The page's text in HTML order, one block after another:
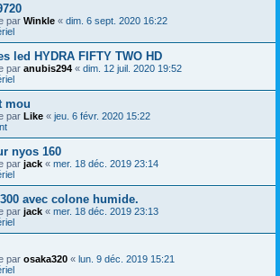
par Winkle « dim. 6 sept. 2020 16:22
led HYDRA FIFTY TWO HD
par anubis294 « dim. 12 juil. 2020 19:52
mou
par Like « jeu. 6 févr. 2020 15:22
nyos 160
par jack « mer. 18 déc. 2019 23:14
avec colone humide.
par jack « mer. 18 déc. 2019 23:13
par osaka320 « lun. 9 déc. 2019 15:21